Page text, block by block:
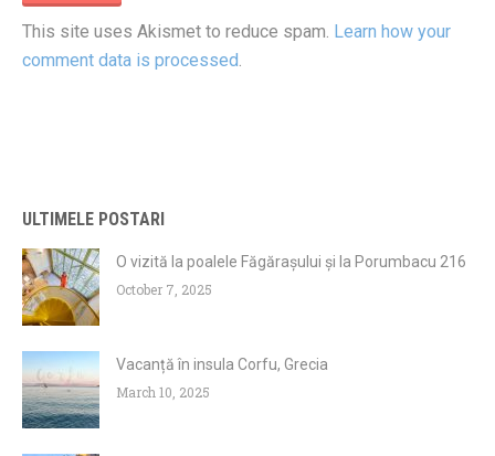
This site uses Akismet to reduce spam. Learn how your
comment data is processed
ULTIMELE POSTARI
O vizită la poalele Făgărașului și la Porumbacu 216
October 7, 2025
Vacanță în insula Corfu, Grecia
March 10, 2025